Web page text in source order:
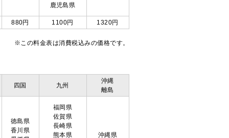
鹿児島県
880円 1100円 1320円
※この料金表は消費税込みの価格です。
四国 九州
沖縄
離島
徳島県
香川県
福岡県
佐賀県
長崎県
熊本県
沖縄県